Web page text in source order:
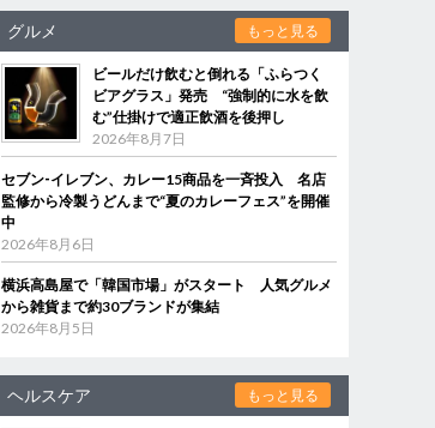
グルメ もっと見る
ビールだけ飲むと倒れる「ふらつく
ビアグラス」発売 “強制的に水を飲
む”仕掛けで適正飲酒を後押し
2026年8月7日
セブン‐イレブン、カレー15商品を一斉投入 名店
監修から冷製うどんまで“夏のカレーフェス”を開催
中
2026年8月6日
横浜高島屋で「韓国市場」がスタート 人気グルメ
から雑貨まで約30ブランドが集結
2026年8月5日
ヘルスケア もっと見る